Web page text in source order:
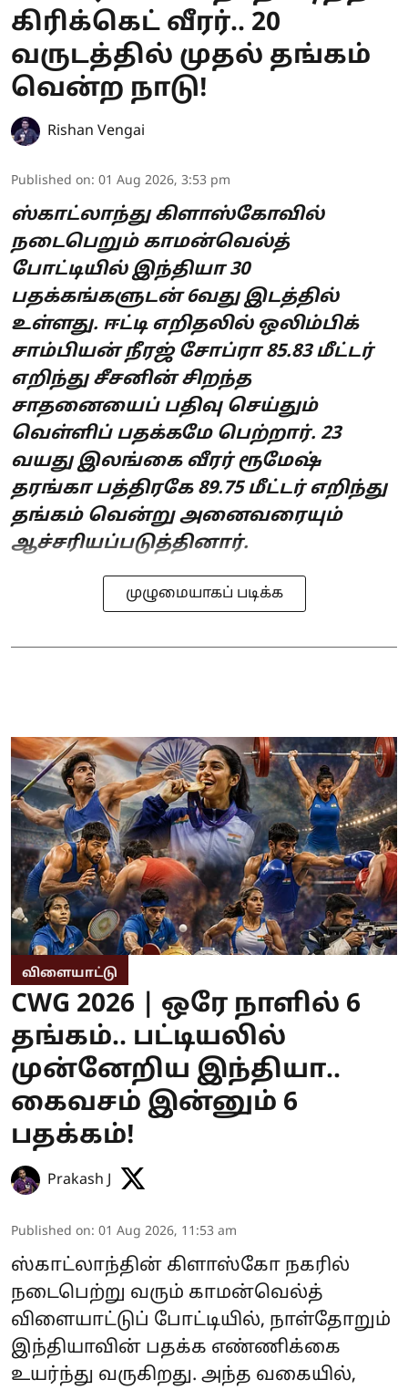
கிரிக்கெட் வீரர்.. 20
வருடத்தில் முதல் தங்கம்
வென்ற நாடு!
Rishan Vengai
Published on: 01 Aug 2026, 3:53 pm
ஸ்காட்லாந்து கிளாஸ்கோவில்
நடைபெறும் காமன்வெல்த்
போட்டியில் இந்தியா 30
பதக்கங்களுடன் 6வது இடத்தில்
உள்ளது. ஈட்டி எறிதலில் ஒலிம்பிக்
சாம்பியன் நீரஜ் சோப்ரா 85.83 மீட்டர்
எறிந்து சீசனின் சிறந்த
சாதனையைப் பதிவு செய்தும்
வெள்ளிப் பதக்கமே பெற்றார். 23
வயது இலங்கை வீரர் ரூமேஷ்
தரங்கா பத்திரகே 89.75 மீட்டர் எறிந்து
தங்கம் வென்று அனைவரையும்
ஆச்சரியப்படுத்தினார்.
முழுமையாகப் படிக்க
விளையாட்டு
CWG 2026 | ஒரே நாளில் 6
தங்கம்.. பட்டியலில்
முன்னேறிய இந்தியா..
கைவசம் இன்னும் 6
பதக்கம்!
Prakash J
Published on: 01 Aug 2026, 11:53 am
ஸ்காட்லாந்தின் கிளாஸ்கோ நகரில்
நடைபெற்று வரும் காமன்வெல்த்
விளையாட்டுப் போட்டியில், நாள்தோறும்
இந்தியாவின் பதக்க எண்ணிக்கை
உயர்ந்து வருகிறது. அந்த வகையில்,